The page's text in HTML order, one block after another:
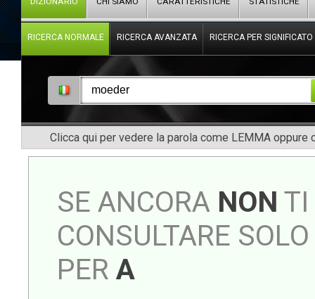
RICERCA NORMALE RICERCA AVANZATA RICERCA PER SIGNIFICATO
Clicca qui per vedere la parola come LEMMA oppure
SE ANCORA NON TI
CONSULTARE
PER A